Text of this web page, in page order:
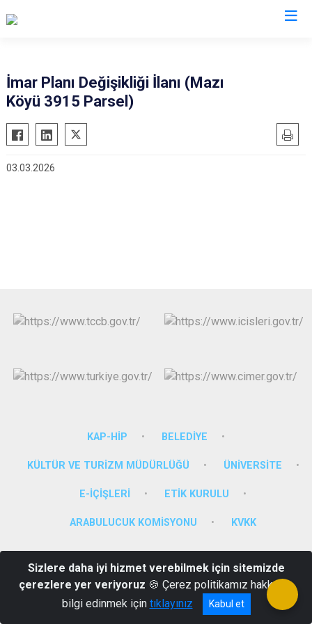
İmar Planı Değişikliği İlanı (Mazı
Köyü 3915 Parsel)
03.03.2026
KAP-HİP BELEDİYE
KÜLTÜR VE TURİZM MÜDÜRLÜĞÜ ÜNİVERSİTE
E-İÇİŞLERİ ETİK KURULU
ARABULUCUK KOMİSYONU KVKK
(0384) 215 10 11-Santral
Sizlere daha iyi hizmet verebilmek için sitemizde
çerezlere yer veriyoruz 🍪 Çerez politikamız hakkında
bilgi edinmek için tıklayınız Kabul et